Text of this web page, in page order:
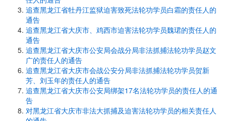
追查黑龙江省牡丹江监狱迫害致死法轮功学员白霜的责任人的
通告
追查黑龙江省大庆市、鸡西市迫害法轮功学员魏珺的责任人的
通告
追查黑龙江省大庆市公安局会战分局非法抓捕法轮功学员赵文
广的责任人的通告
追查黑龙江省大庆市会战公安分局非法抓捕法轮功学员贺新
芳、刘玉年的责任人的通告
追查黑龙江省大庆市公安局绑架17名法轮功学员的责任人的通
告
对黑龙江省大庆市非法大抓捕及迫害法轮功学员的相关责任人